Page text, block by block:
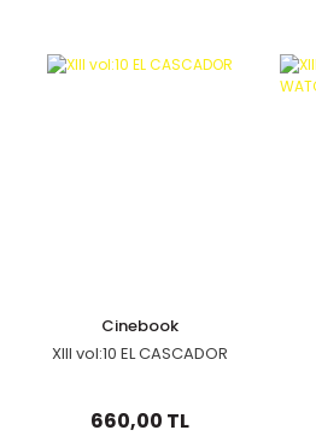
Cinebook
XIII vol:10 EL CASCADOR
660,00 TL